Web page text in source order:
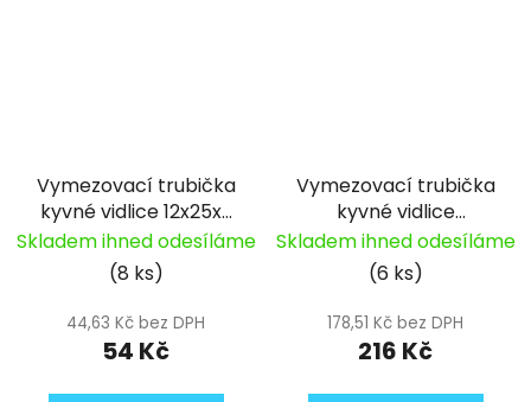
Vymezovací trubička
kyvné vidlice 12x25x9
pitbike YCF
Skladem ihned odesíláme
(8 ks)
44,63 Kč bez DPH
54 Kč
Vymezovací trubička
kyvné vidlice
13x20x120 pitbike YCF
Skladem ihned odesíláme
(6 ks)
178,51 Kč bez DPH
216 Kč